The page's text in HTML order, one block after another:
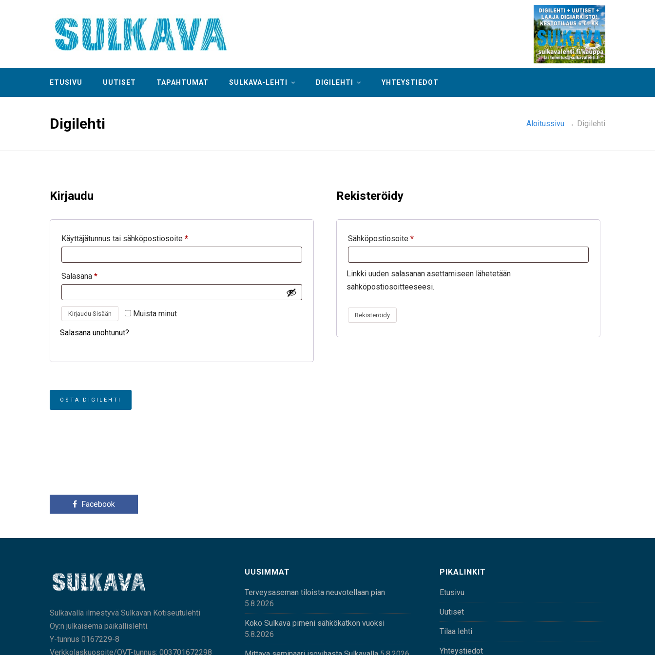
ETUSIVU UUTISET TAPAHTUMAT SULKAVA-LEHTI DIGILEHTI YHTEYSTIEDOT
Digilehti Aloitussivu → Digilehti
Kirjaudu
Käyttäjätunnus tai sähköpostiosoite *
Salasana *
Muista minut
Kirjaudu Sisään
Salasana unohtunut?
Rekisteröidy
Sähköpostiosoite *
Linkki uuden salasanan asettamiseen lähetetään
sähköpostiosoitteeseesi.
Rekisteröidy
OSTA DIGILEHTI
Facebook
Sulkavalla ilmestyvä Sulkavan Kotiseutulehti
Oy:n julkaisema paikallislehti.
Y-tunnus 0167229-8
Verkkolaskuosoite/OVT-tunnus: 003701672298
UUSIMMAT
Terveysaseman tiloista neuvotellaan pian
5.8.2026
Koko Sulkava pimeni sähkökatkon vuoksi
5.8.2026
PIKALINKIT
Etusivu
Uutiset
Tilaa lehti
Yhteystiedot